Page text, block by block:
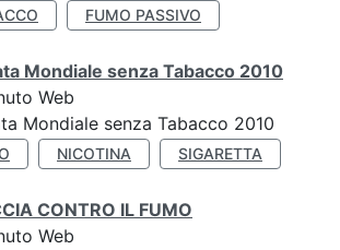
FUMO PASSIVO
Mondiale senza Tabacco 2010
Web
Mondiale senza Tabacco 2010
NICOTINA SIGARETTA
CONTRO IL FUMO
Web